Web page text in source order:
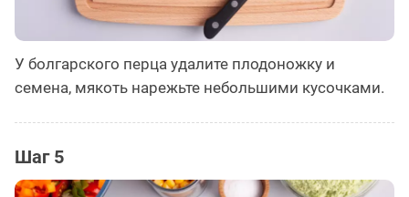
У болгарского перца удалите плодоножку и
семена, мякоть нарежьте небольшими кусочками.
Шаг 5